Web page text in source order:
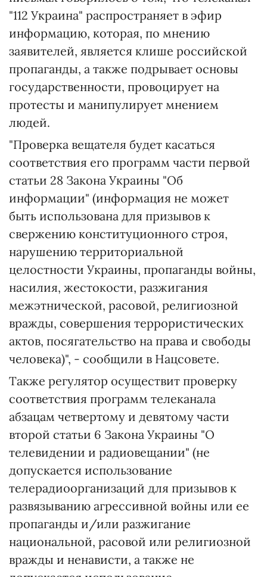
"112 Украина" распространяет в эфир
информацию, которая, по мнению
заявителей, является клише российской
пропаганды, а также подрывает основы
государственности, провоцирует на
протесты и манипулирует мнением
людей.
"Проверка вещателя будет касаться
соответствия его программ части первой
статьи 28 Закона Украины "Об
информации" (информация не может
быть использована для призывов к
свержению конституционного строя,
нарушению территориальной
целостности Украины, пропаганды войны,
насилия, жестокости, разжигания
межэтнической, расовой, религиозной
вражды, совершения террористических
актов, посягательство на права и свободы
человека)", - сообщили в Нацсовете.
Также регулятор осуществит проверку
соответствия программ телеканала
абзацам четвертому и девятому части
второй статьи 6 Закона Украины "О
телевидении и радиовещании" (не
допускается использование
телерадиоорганизаций для призывов к
развязыванию агрессивной войны или ее
пропаганды и/или разжигание
национальной, расовой или религиозной
вражды и ненависти, а также не